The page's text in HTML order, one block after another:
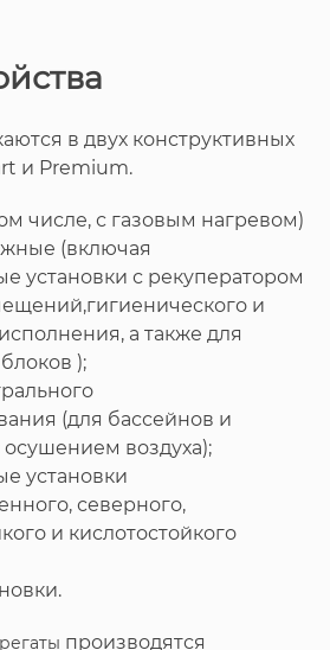
в двух конструктивных
и Premium.
числе, с газовым нагревом)
(включая
установки с рекуператором
и
а также для
);
(для бассейнов и
воздуха);
установки
северного,
и кислотостойкого
производятся